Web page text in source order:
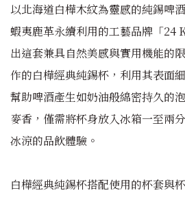
以北海道白樺木紋為靈感的純錫啤
蝦夷鹿革永續利用的工藝品牌「24
出這套兼具自然美感與實用機能的
作的白樺經典純錫杯，利用其表面
幫助啤酒產生如奶油般綿密持久的
麥香，僅需將杯身放入冰箱一至兩
冰涼的品飲體驗。
白樺經典純錫杯搭配使用的杯套與